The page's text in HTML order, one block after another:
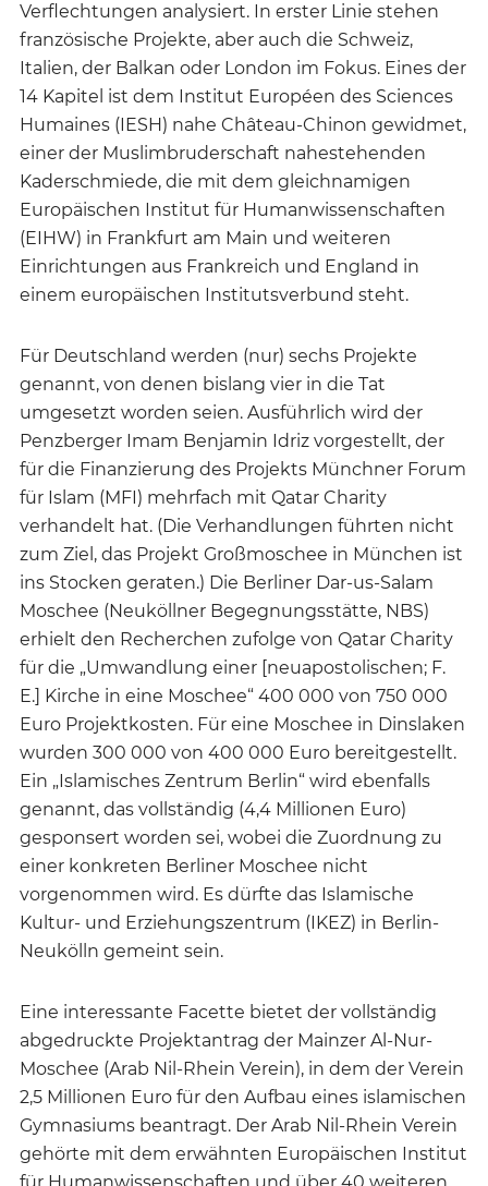
Verflechtungen analysiert. In erster Linie stehen
französische Projekte, aber auch die Schweiz,
Italien, der Balkan oder London im Fokus. Eines der
14 Kapitel ist dem Institut Européen des Sciences
Humaines (IESH) nahe Château-Chinon gewidmet,
einer der Muslimbruderschaft nahestehenden
Kaderschmiede, die mit dem gleichnamigen
Europäischen Institut für Humanwissenschaften
(EIHW) in Frankfurt am Main und weiteren
Einrichtungen aus Frankreich und England in
einem europäischen Institutsverbund steht.
Für Deutschland werden (nur) sechs Projekte
genannt, von denen bislang vier in die Tat
umgesetzt worden seien. Ausführlich wird der
Penzberger Imam Benjamin Idriz vorgestellt, der
für die Finanzierung des Projekts Münchner Forum
für Islam (MFI) mehrfach mit Qatar Charity
verhandelt hat. (Die Verhandlungen führten nicht
zum Ziel, das Projekt Großmoschee in München ist
ins Stocken geraten.) Die Berliner Dar-us-Salam
Moschee (Neuköllner Begegnungsstätte, NBS)
erhielt den Recherchen zufolge von Qatar Charity
für die „Umwandlung einer [neuapostolischen; F.
E.] Kirche in eine Moschee“ 400 000 von 750 000
Euro Projektkosten. Für eine Moschee in Dinslaken
wurden 300 000 von 400 000 Euro bereitgestellt.
Ein „Islamisches Zentrum Berlin“ wird ebenfalls
genannt, das vollständig (4,4 Millionen Euro)
gesponsert worden sei, wobei die Zuordnung zu
einer konkreten Berliner Moschee nicht
vorgenommen wird. Es dürfte das Islamische
Kultur- und Erziehungszentrum (IKEZ) in Berlin-
Neukölln gemeint sein.
Eine interessante Facette bietet der vollständig
abgedruckte Projektantrag der Mainzer Al-Nur-
Moschee (Arab Nil-Rhein Verein), in dem der Verein
2,5 Millionen Euro für den Aufbau eines islamischen
Gymnasiums beantragt. Der Arab Nil-Rhein Verein
gehörte mit dem erwähnten Europäischen Institut